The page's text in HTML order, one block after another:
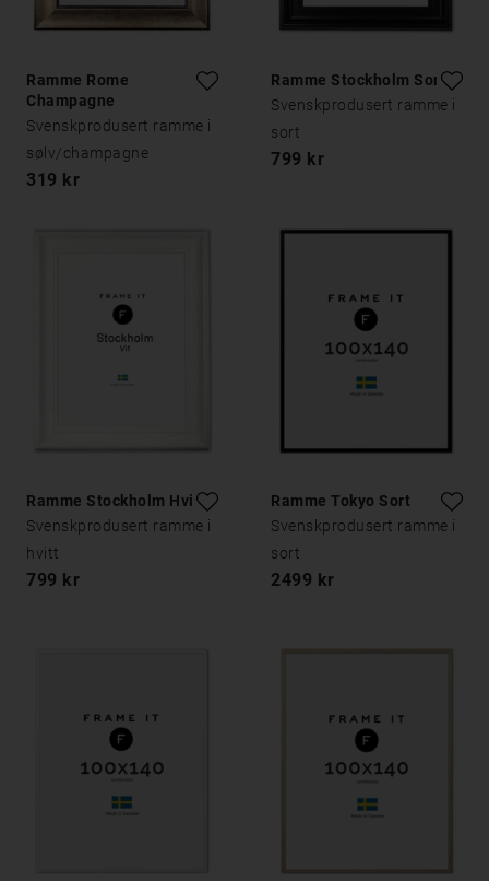
Ramme Rome
Champagne
Svenskprodusert ramme i
sølv/champagne
319 kr
Ramme Stockholm Sort
Svenskprodusert ramme i
sort
799 kr
Ramme Stockholm Hvit
Svenskprodusert ramme i
hvitt
799 kr
Ramme Tokyo Sort
Svenskprodusert ramme i
sort
2499 kr